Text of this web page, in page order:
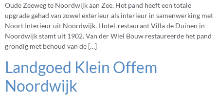
Oude Zeeweg te Noordwijk aan Zee. Het pand heeft een totale
upgrade gehad van zowel exterieur als interieur in samenwerking met
Noort Interieur uit Noordwijk. Hotel-restaurant Villa de Duinen in
Noordwijk stamt uit 1902. Van der Wiel Bouw restaureerde het pand
grondig met behoud van de […]
Landgoed Klein Offem
Noordwijk